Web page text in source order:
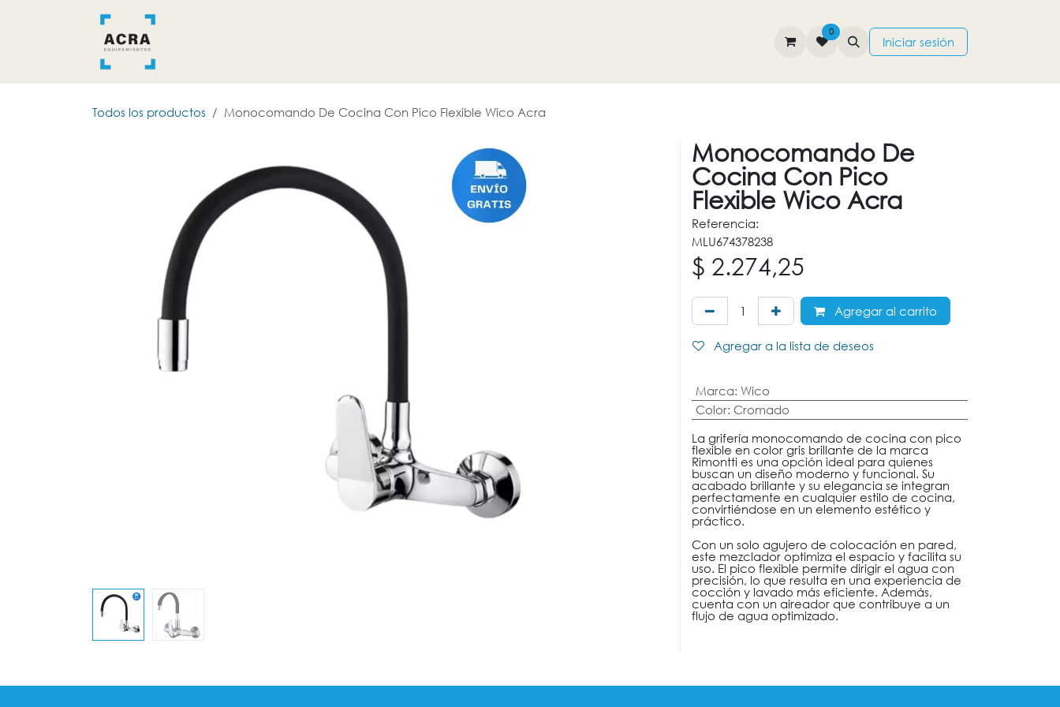
CONTÁCTENOS
0
Iniciar sesión
Todos los productos Monocomando De Cocina Con Pico Flexible Wico Acra
Monocomando De
Cocina Con Pico
Flexible Wico Acra
Referencia:
MLU674378238
$ 2.274,25
Agregar al carrito
Agregar a la lista de deseos
Marca: Wico
Color: Cromado
La grifería monocomando de cocina con pico
flexible en color gris brillante de la marca
Rimontti es una opción ideal para quienes
buscan un diseño moderno y funcional. Su
acabado brillante y su elegancia se integran
perfectamente en cualquier estilo de cocina,
convirtiéndose en un elemento estético y
práctico.
Con un solo agujero de colocación en pared,
este mezclador optimiza el espacio y facilita su
uso. El pico flexible permite dirigir el agua con
precisión, lo que resulta en una experiencia de
cocción y lavado más eficiente. Además,
cuenta con un aireador que contribuye a un
flujo de agua optimizado.